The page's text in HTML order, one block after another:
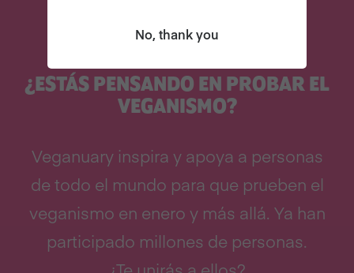
¿ESTÁS PENSANDO EN PROBAR EL
VEGANISMO?
Veganuary inspira y apoya a personas
de todo el mundo para que prueben el
veganismo en enero y más allá. Ya han
participado millones de personas.
No, thank you